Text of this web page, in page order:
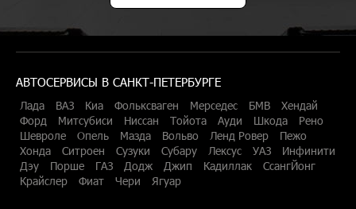
АВТОСЕРВИСЫ В САНКТ-ПЕТЕРБУРГЕ
Лада ВАЗ Киа Фольксваген Мерседес БМВ
Хендай
Форд
Митсубиси Ниссан Тойота Ауди Шкода
Рено
Шевроле
Опель Мазда Вольво Ленд Ровер
Пежо
Хонда
Ситроен Сузуки Субару Лексус УАЗ
Инфинити
Дэу
Порше ГАЗ Додж Джип Кадиллак
СсангЙонг
Крайслер
Фиат Чери Ягуар